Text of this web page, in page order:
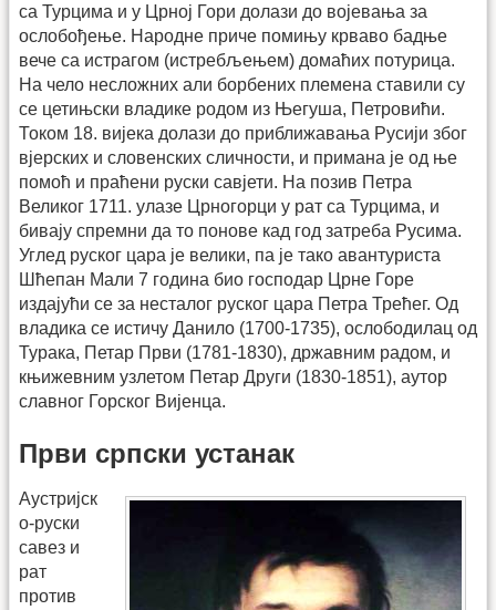
са Турцима и у Црној Гори долази до војевања за
ослобођење. Народне приче помињу крваво бадње
вече са истрагом (истребљењем) домаћих потурица.
На чело несложних али борбених племена ставили су
се цетињски владике родом из Његуша, Петровићи.
Током 18. вијека долази до приближавања Русији због
вјерских и словенских сличности, и примана је од ње
помоћ и праћени руски савјети. На позив Петра
Великог 1711. улазе Црногорци у рат са Турцима, и
бивају спремни да то понове кад год затреба Русима.
Углед руског цара је велики, па је тако авантуриста
Шћепан Мали 7 година био господар Црне Горе
издајући се за несталог руског цара Петра Трећег. Од
владика се истичу Данило (1700-1735), ослободилац од
Турака, Петар Први (1781-1830), државним радом, и
књижевним узлетом Петар Други (1830-1851), аутор
славног Горског Вијенца.
Први српски устанак
Аустријск
о-руски
савез и
рат
против